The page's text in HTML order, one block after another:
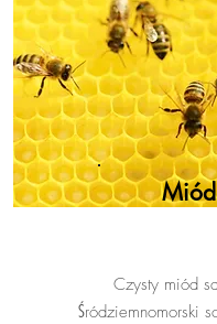
Miód
Czysty miód
Śródziemnomorski